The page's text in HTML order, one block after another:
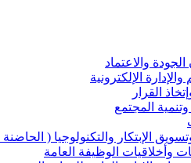
والاعتماد
الإلكترونية
القرار
المجتمع
الإبتكار والتكنولوجيا ( الحاضنة
وأخلاقيات الوظيفة العامة